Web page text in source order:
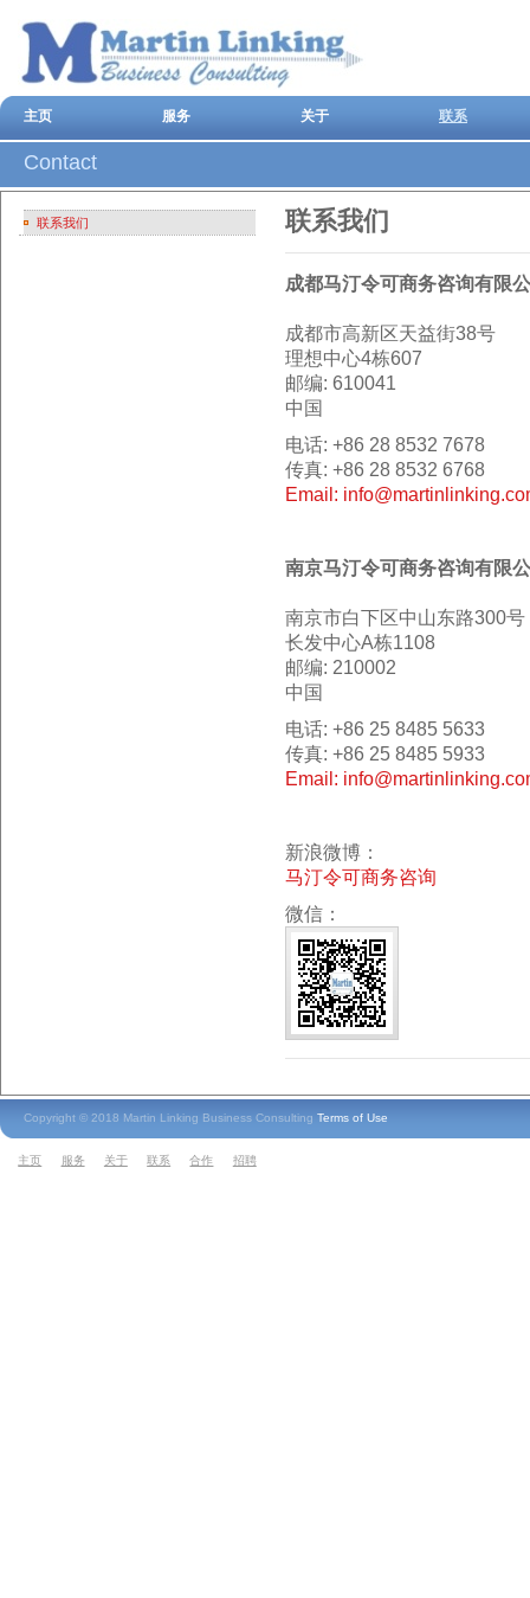
主页 服务 关于 联系
Contact
联系我们 联系我们
成都马汀令可商务咨询有限
成都市高新区天益街38号
理想中心4栋607
邮编: 610041
中国
电话: +86 28 8532 7678
传真: +86 28 8532 6768
Email:
南京马汀令可商务咨询有限
南京市白下区中山东路300号
长发中心A栋1108
邮编: 210002
中国
电话: +86 25 8485 5633
传真: +86 25 8485 5933
Email:
新浪微博：
马汀令可商务咨询
微信：
Copyright © 2018 Martin Linking Business Consulting Terms of Use
主页 服务 关于 联系 合作 招聘